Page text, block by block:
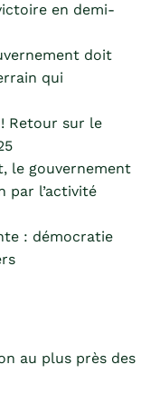
en demi-
doit
qui
Retour sur le
le gouvernement
par l’activité
: démocratie
au plus près des